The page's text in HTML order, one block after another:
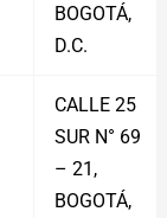
BOGOTÁ,
D.C.
CALLE 25
SUR N° 69
– 21,
BOGOTÁ,